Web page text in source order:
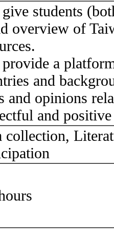
give students
overview of
provide a
and
and opinions
and
collection,